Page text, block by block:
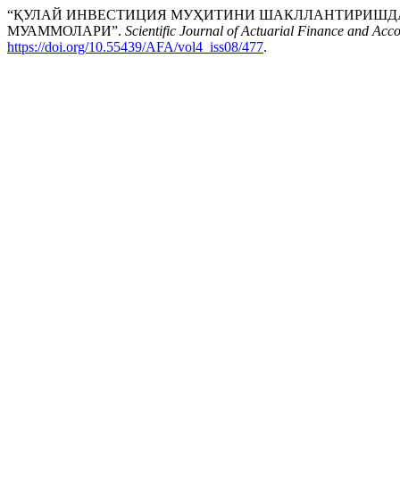
“ҚУЛАЙ ИНВЕСТИЦИЯ МУҲИТИНИ
МУАММОЛАРИ”. Scientific Journal of Actuarial Finance and
https://doi.org/10.55439/AFA/vol4_iss08/477.